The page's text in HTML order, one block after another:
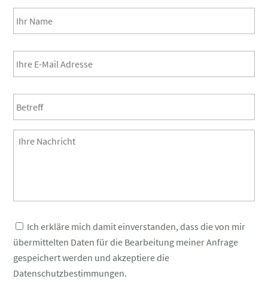
Ihr
Name *
Email *
Post
Title *
Post
Body
Consent *
Ich erkläre mich damit einverstanden, dass die von mir
übermittelten Daten für die Bearbeitung meiner Anfrage
gespeichert werden und akzeptiere die
Datenschutzbestimmungen.